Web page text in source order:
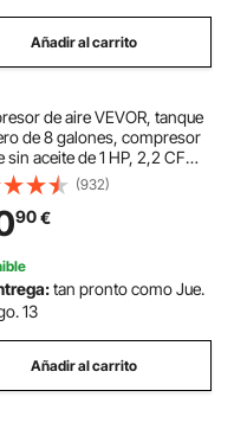
Añadir al carrito
de aire VEVOR, tanque
de 8 galones, compresor
sin aceite de 1 HP, 2,2 CFM a
y presión máxima de 120
portátil
de 80 dB, para
de automóviles, inflado
pintura en aerosol
(932)
90€
tan pronto como Jue.
13
Añadir al carrito